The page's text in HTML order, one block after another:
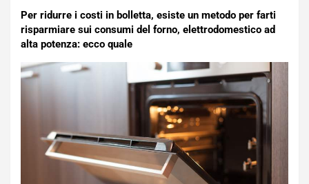
Per ridurre i costi in bolletta, esiste un metodo per farti
risparmiare sui consumi del forno, elettrodomestico ad
alta potenza: ecco quale